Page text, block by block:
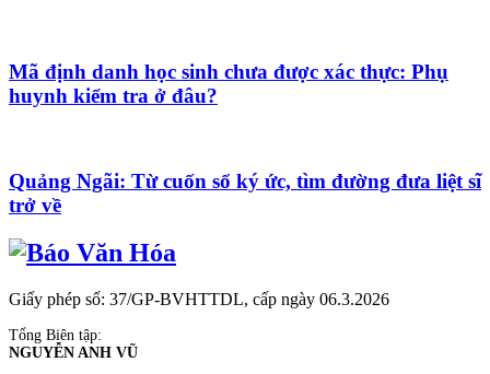
Mã định danh học sinh chưa được xác thực: Phụ
huynh kiểm tra ở đâu?
Quảng Ngãi: Từ cuốn sổ ký ức, tìm đường đưa liệt sĩ
trở về
Giấy phép số: 37/GP-BVHTTDL, cấp ngày 06.3.2026
Tổng Biên tập:
NGUYỄN ANH VŨ